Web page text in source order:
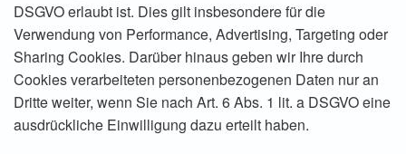
DSGVO erlaubt ist. Dies gilt insbesondere für die
Verwendung von Performance, Advertising, Targeting oder
Sharing Cookies. Darüber hinaus geben wir Ihre durch
Cookies verarbeiteten personenbezogenen Daten nur an
Dritte weiter, wenn Sie nach Art. 6 Abs. 1 lit. a DSGVO eine
ausdrückliche Einwilligung dazu erteilt haben.